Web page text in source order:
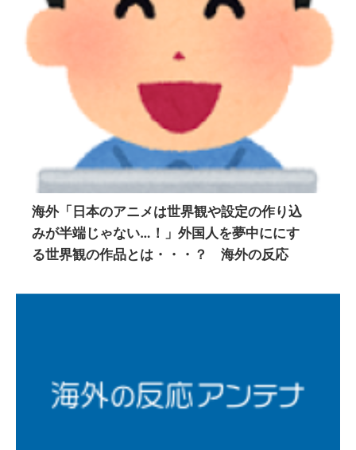
海外「日本のアニメは世界観や設定の作り込
みが半端じゃない…！」外国人を夢中ににす
る世界観の作品とは・・・？ 海外の反応